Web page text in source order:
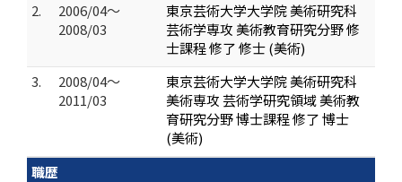
2.
2006/04～
2008/03
東京芸術大学大学院 美術研究科
芸術学専攻 美術教育研究分野 修
士課程 修了 修士 (美術)
3.
2008/04～
2011/03
東京芸術大学大学院 美術研究科
美術専攻 芸術学研究領域 美術教
育研究分野 博士課程 修了 博士
(美術)
職歴